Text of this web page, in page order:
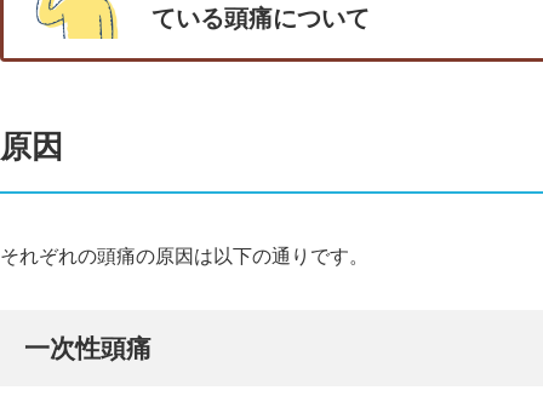
ている頭痛について
原因
それぞれの頭痛の原因は以下の通りです。
一次性頭痛